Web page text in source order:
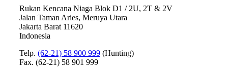
Rukan Kencana Niaga Blok D1 / 2U, 2T & 2V
Jalan Taman Aries, Meruya Utara
Jakarta Barat 11620
Indonesia
Telp. (62-21) 58 900 999 (Hunting)
Fax. (62-21) 58 901 999